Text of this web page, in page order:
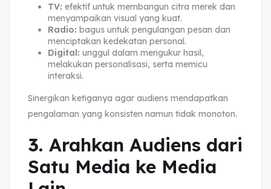
TV: efektif untuk membangun citra merek dan
menyampaikan visual yang kuat.
Radio: bagus untuk pengulangan pesan dan
menciptakan kedekatan personal.
Digital: unggul dalam mengukur hasil,
melakukan personalisasi, serta memicu
interaksi.
Sinergikan ketiganya agar audiens mendapatkan
pengalaman yang konsisten namun tidak monoton.
3. Arahkan Audiens dari
Satu Media ke Media